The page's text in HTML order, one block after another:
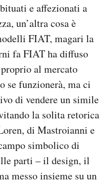
e affezionati a
un’altra cosa è
FIAT, magari la
fa FIAT ha diffuso
al mercato
se funzionerà, ma ci
di vendere un simile
la solita retorica
di Mastroianni e
simbolico di
parti – il design, il
messo insieme su un